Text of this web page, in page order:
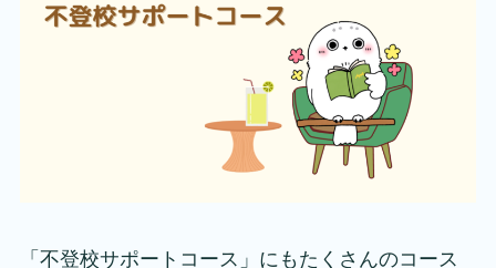
「不登校サポートコース」にもたくさんのコース